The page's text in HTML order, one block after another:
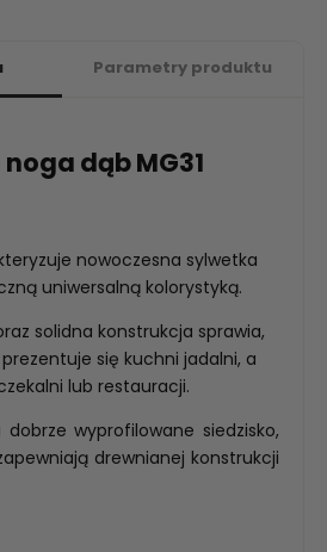
Parametry produktu
noga dąb MG31
nowoczesna sylwetka
uniwersalną kolorystyką.
solidna konstrukcja sprawia,
prezentuje się kuchni jadalni, a
lub restauracji.
wyprofilowane siedzisko,
drewnianej konstrukcji